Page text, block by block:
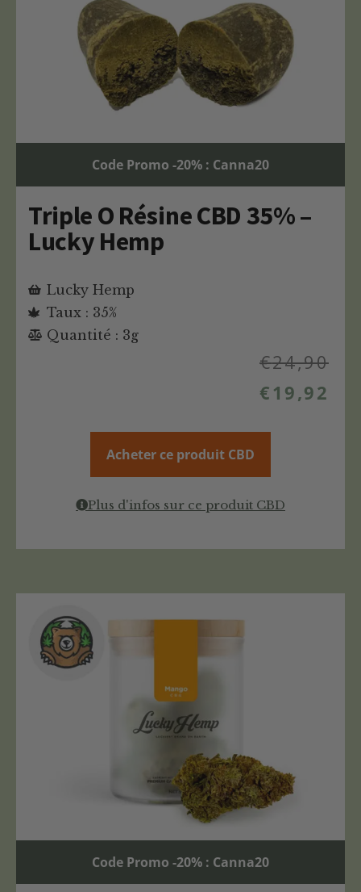
Code Promo -20% : Canna20
Triple O Résine CBD 35% –
Lucky Hemp
Lucky Hemp
Taux : 35%
Quantité : 3g
€24,90
€ 19,92
Acheter ce produit CBD
Plus d'infos sur ce produit CBD
Code Promo -20% : Canna20